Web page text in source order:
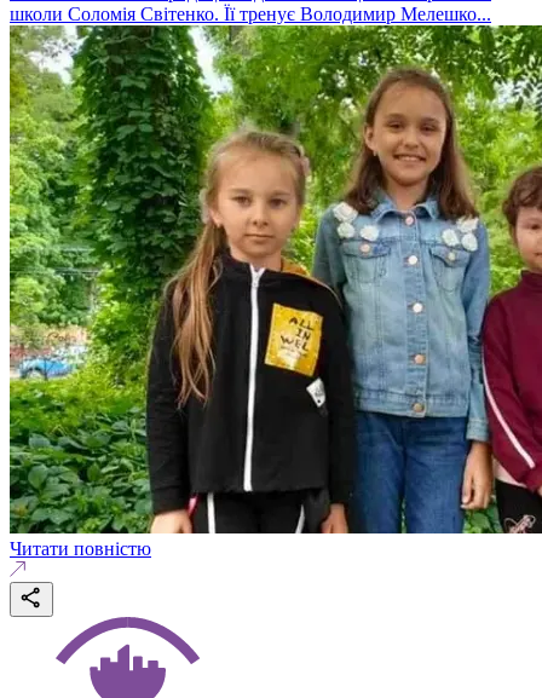
школи Соломія Світенко. Її тренує Володимир Мелешко...
Читати повністю